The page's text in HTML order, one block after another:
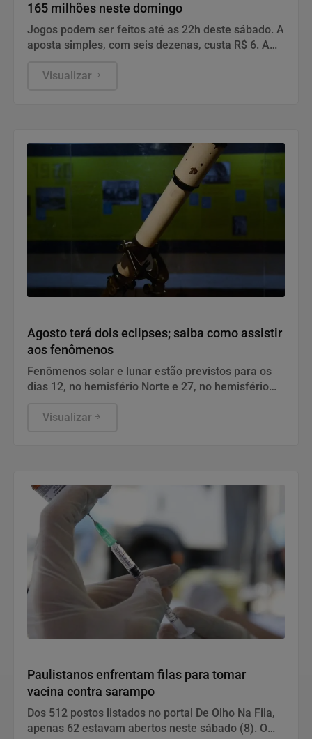
165 milhões neste domingo
Jogos podem ser feitos até as 22h deste sábado. A
aposta simples, com seis dezenas, custa R$ 6. A
Visualizar
Agosto terá dois eclipses; saiba como assistir
aos fenômenos
Fenômenos solar e lunar estão previstos para os
dias 12, no hemisfério Norte e 27, no hemisfério
Visualizar
Paulistanos enfrentam filas para tomar
vacina contra sarampo
Dos 512 postos listados no portal De Olho Na Fila,
apenas 62 estavam abertos neste sábado (8). O